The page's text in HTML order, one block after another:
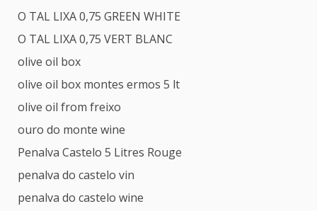
O TAL LIXA 0,75 GREEN WHITE
O TAL LIXA 0,75 VERT BLANC
olive oil box
olive oil box montes ermos 5 lt
olive oil from freixo
ouro do monte wine
Penalva Castelo 5 Litres Rouge
penalva do castelo vin
penalva do castelo wine